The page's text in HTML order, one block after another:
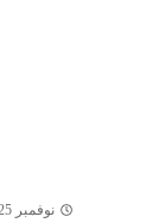
نوفمبر 25, 2024